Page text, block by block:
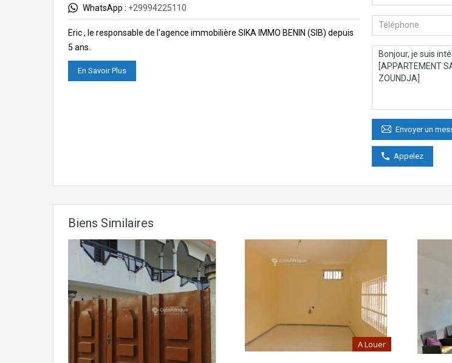
WhatsApp : +29994225110
Eric , le responsable de l'agence immobilière SIKA IMMO BENIN (SIB) depuis
5 ans.
En Savoir Plus
Envoyer un
Appelez
Biens Similaires
A Louer